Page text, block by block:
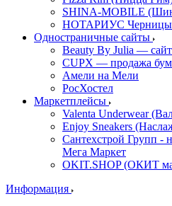
SHINA-MOBILE
НОТАРИУС
Одностраничные сайты
Beauty By Julia — сайт
CUPX — продажа
Амели на Мели
РосХостел
Маркетплейсы
Valenta Underwear
Enjoy Sneakers
Сантехcтрой Групп -
Мега Маркет
OKIT.SHOP (ОКИТ
Информация